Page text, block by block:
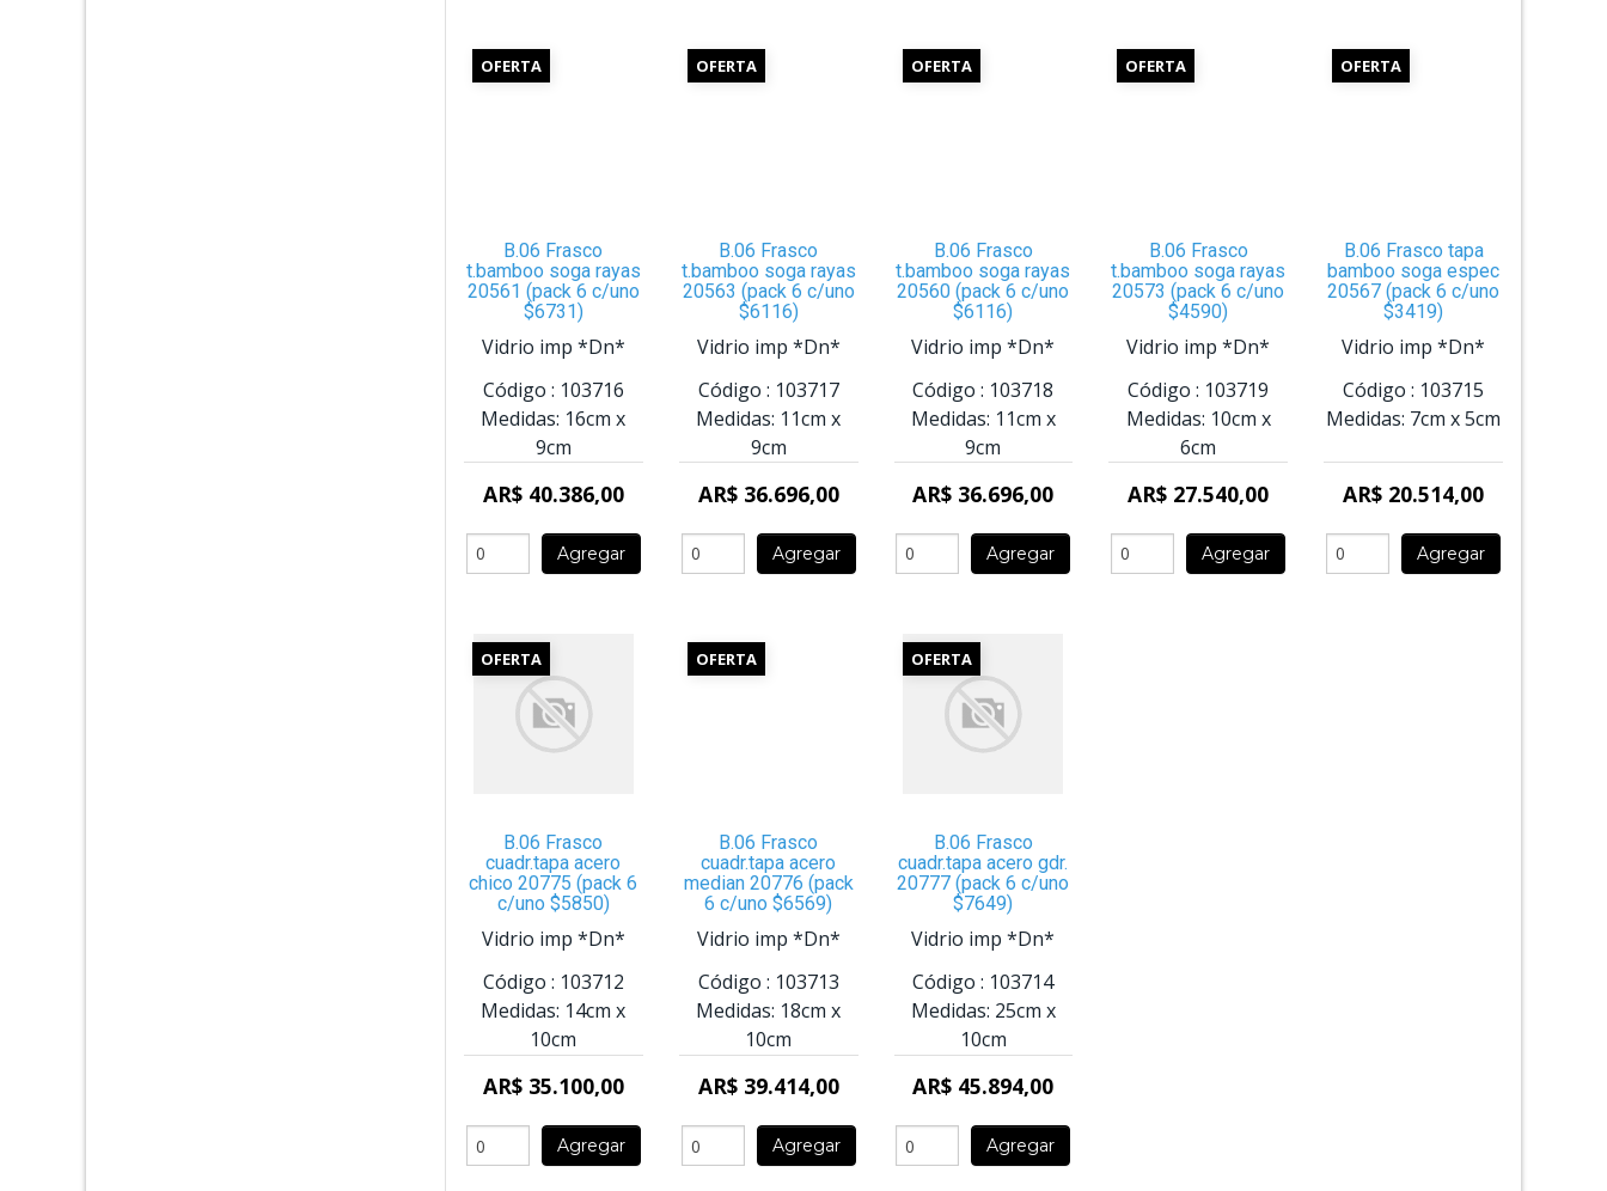
OFERTA
B.06 Frasco
t.bamboo soga rayas
20561 (pack 6 c/uno
$6731)
Vidrio imp *Dn*
Código : 103716
Medidas: 16cm x
9cm
AR$ 40.386,00
Agregar
OFERTA
B.06 Frasco
t.bamboo soga rayas
20563 (pack 6 c/uno
$6116)
Vidrio imp *Dn*
Código : 103717
Medidas: 11cm x
9cm
AR$ 36.696,00
Agregar
OFERTA
B.06 Frasco
t.bamboo soga rayas
20560 (pack 6 c/uno
$6116)
Vidrio imp *Dn*
Código : 103718
Medidas: 11cm x
9cm
AR$ 36.696,00
Agregar
OFERTA
B.06 Frasco
t.bamboo soga rayas
20573 (pack 6 c/uno
$4590)
Vidrio imp *Dn*
Código : 103719
Medidas: 10cm x
6cm
AR$ 27.540,00
Agregar
OFERTA
B.06 Frasco tapa
bamboo soga espec
20567 (pack 6 c/uno
$3419)
Vidrio imp *Dn*
Código : 103715
Medidas: 7cm x5cm
AR$ 20.514,00
Agregar
OFERTA
B.06 Frasco
cuadr.tapa acero
chico 20775 (pack 6
c/uno $5850)
Vidrio imp *Dn*
Código : 103712
Medidas: 14cm x
10cm
AR$ 35.100,00
Agregar
OFERTA
B.06 Frasco
cuadr.tapa acero
median 20776 (pack
6 c/uno $6569)
Vidrio imp *Dn*
Código : 103713
Medidas: 18cm x
10cm
AR$ 39.414,00
Agregar
OFERTA
B.06 Frasco
cuadr.tapa acero gdr.
20777 (pack 6 c/uno
$7649)
Vidrio imp *Dn*
Código : 103714
Medidas: 25cm x
10cm
AR$ 45.894,00
Agregar